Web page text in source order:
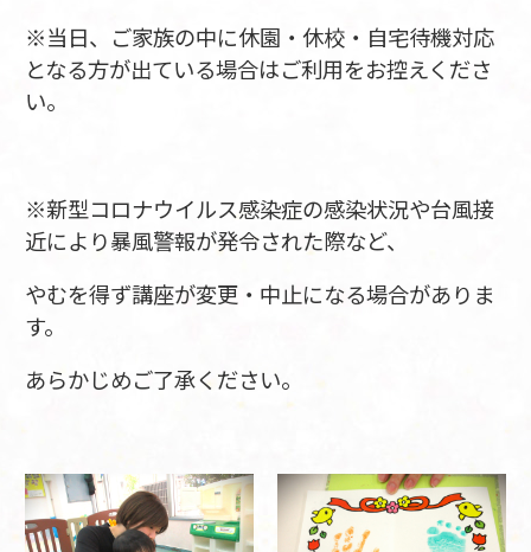
※当日、ご家族の中に休園・休校・自宅待機対応
となる方が出ている場合はご利用をお控えくださ
い。
※新型コロナウイルス感染症の感染状況や台風接
近により暴風警報が発令された際など、
やむを得ず講座が変更・中止になる場合がありま
す。
あらかじめご了承ください。